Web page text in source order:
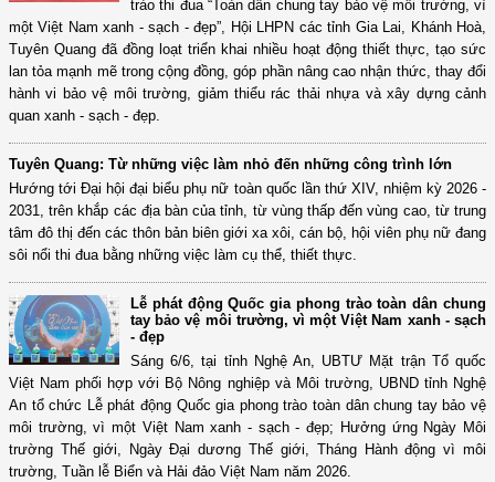
trào thi đua “Toàn dân chung tay bảo vệ môi trường, vì
một Việt Nam xanh - sạch - đẹp”, Hội LHPN các tỉnh Gia Lai, Khánh Hoà,
Tuyên Quang đã đồng loạt triển khai nhiều hoạt động thiết thực, tạo sức
lan tỏa mạnh mẽ trong cộng đồng, góp phần nâng cao nhận thức, thay đổi
hành vi bảo vệ môi trường, giảm thiểu rác thải nhựa và xây dựng cảnh
quan xanh - sạch - đẹp.
Tuyên Quang: Từ những việc làm nhỏ đến những công trình lớn
Hướng tới Đại hội đại biểu phụ nữ toàn quốc lần thứ XIV, nhiệm kỳ 2026 -
2031, trên khắp các địa bàn của tỉnh, từ vùng thấp đến vùng cao, từ trung
tâm đô thị đến các thôn bản biên giới xa xôi, cán bộ, hội viên phụ nữ đang
sôi nổi thi đua bằng những việc làm cụ thể, thiết thực.
Lễ phát động Quốc gia phong trào toàn dân chung
tay bảo vệ môi trường, vì một Việt Nam xanh - sạch
- đẹp
Sáng 6/6, tại tỉnh Nghệ An, UBTƯ Mặt trận Tổ quốc
Việt Nam phối hợp với Bộ Nông nghiệp và Môi trường, UBND tỉnh Nghệ
An tổ chức Lễ phát động Quốc gia phong trào toàn dân chung tay bảo vệ
môi trường, vì một Việt Nam xanh - sạch - đẹp; Hưởng ứng Ngày Môi
trường Thế giới, Ngày Đại dương Thế giới, Tháng Hành động vì môi
trường, Tuần lễ Biển và Hải đảo Việt Nam năm 2026.